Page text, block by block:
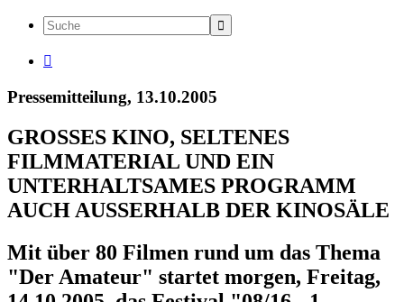

Pressemitteilung, 13.10.2005
GROSSES KINO, SELTENES
FILMMATERIAL UND EIN
UNTERHALTSAMES PROGRAMM
AUCH AUSSERHALB DER KINOSÄLE
Mit über 80 Filmen rund um das Thema
"Der Amateur" startet morgen, Freitag,